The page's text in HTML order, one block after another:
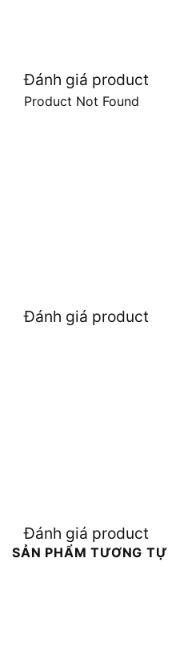
Đánh giá product
Product Not Found
Đánh giá product
Đánh giá product
SẢN PHẨM TƯƠNG TỰ